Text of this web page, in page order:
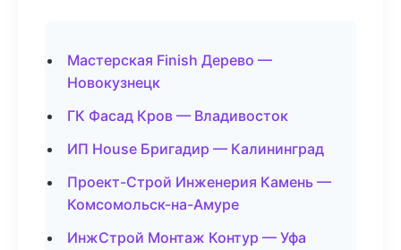
Мастерская Finish Дерево —
Новокузнецк
ГК Фасад Кров — Владивосток
ИП House Бригадир — Калининград
Проект-Строй Инженерия Камень —
Комсомольск-на-Амуре
ИнжСтрой Монтаж Контур — Уфа